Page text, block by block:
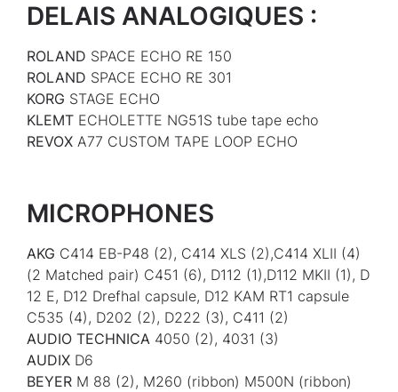
DELAIS ANALOGIQUES :
ROLAND SPACE ECHO RE 150
ROLAND SPACE ECHO RE 301
KORG STAGE ECHO
KLEMT ECHOLETTE NG51S tube tape echo
REVOX A77 CUSTOM TAPE LOOP ECHO
MICROPHONES
AKG C414 EB-P48 (2), C414 XLS (2),C414 XLII (4)
(2 Matched pair) C451 (6), D112 (1),D112 MKII (1), D
12 E, D12 Drefhal capsule, D12 KAM RT1 capsule
C535 (4), D202 (2), D222 (3), C411 (2)
AUDIO TECHNICA 4050 (2), 4031 (3)
AUDIX D6
BEYER M 88 (2), M260 (ribbon) M500N (ribbon)